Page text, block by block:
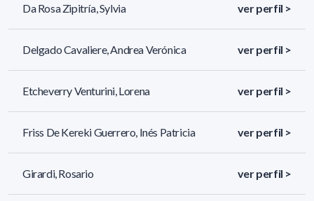
Da Rosa Zipitría, Sylvia ver perfil >
Delgado Cavaliere, Andrea Verónica ver perfil >
Etcheverry Venturini, Lorena ver perfil >
Friss De Kereki Guerrero, Inés Patricia ver perfil >
Girardi, Rosario ver perfil >